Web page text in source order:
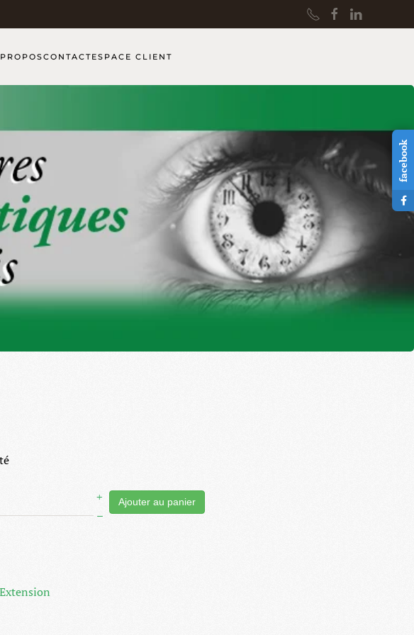
facebook
CONTACTESPACE CLIENT
+
–
Ajouter au panier